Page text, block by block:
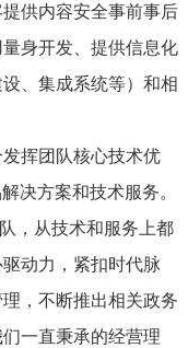
供内容安全事前事后
身开发、提供信息化
、集成系统等）和相
挥团队核心技术优
决方案和技术服务。
，从技术和服务上都
动力，紧扣时代脉
，不断推出相关政务
一直秉承的经营理